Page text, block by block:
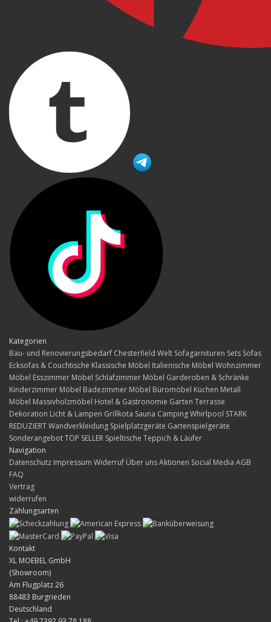
Kategorien
Bau- und Renovierungsbedarf Chesterfield Welt Sofagarnituren Sets Sofas
Ecksofas & Couchtische Klassische Möbel Italienische Möbel Wohnzimmer
Möbel Esszimmer Möbel Schlafzimmer Möbel Garderoben & Schränke
Kinderzimmer Möbel Badezimmer Möbel Büromöbel Küchen Metall
Möbel Massivholzmöbel Hotel & Gastronomie Garten Terrasse
Dekoration Licht & Lampen Grillkota Sauna Camping Whirlpool STARK
REDUZIERTWandverkleidung Spielplatzgeräte Gartenspielgeräte
SonderangebotTOP SELLER Spieltische Teppich & Läufer
Navigation
Datenschutz Impressum Widerruf Über unsAktionen Social Media AGB
FAQ
Vertrag
widerrufen
Zahlungsarten
Kontakt
XL MOEBEL GmbH
(Showroom)
Am Flugplatz 26
88483 Burgrieden
Deutschland